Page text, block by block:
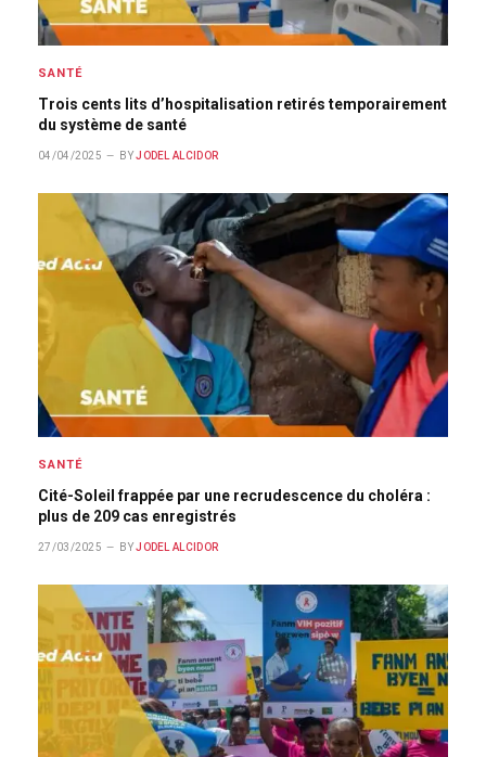
SANTÉ
Trois cents lits d’hospitalisation retirés temporairement
du système de santé
04/04/2025 BY JODEL ALCIDOR
SANTÉ
Cité-Soleil frappée par une recrudescence du choléra :
plus de 209 cas enregistrés
27/03/2025 BY JODEL ALCIDOR